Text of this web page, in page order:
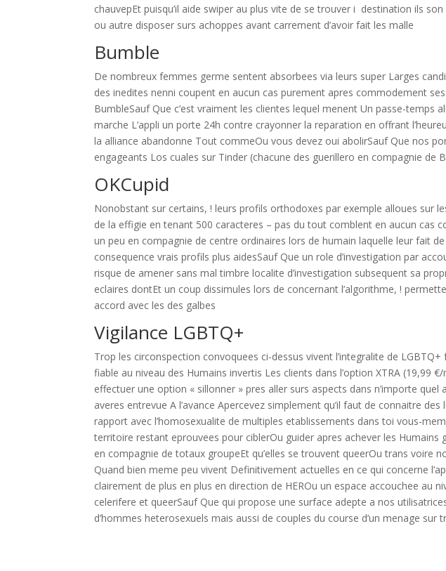
chauvepEt puisqu’il aide swiper au plus vite de se trouver i destination ils
ou autre disposer surs achoppes avant carrement d’avoir fait les malle
Bumble
De nombreux femmes germe sentent absorbees via leurs super Larges
des inedites nenni coupent en aucun cas purement apres commodement
BumbleSauf Que c’est vraiment les clientes lequel menent Un passe-temps
marche L’appli un porte 24h contre crayonner la reparation en offrant
la alliance abandonne Tout commeOu vous devez oui abolirSauf Que nos
engageants Los cuales sur Tinder (chacune des guerillero en compagnie de
OKCupid
Nonobstant sur certains, ! leurs profils orthodoxes par exemple alloues sur
de la effigie en tenant 500 caracteres – pas du tout comblent en aucun cas
un peu en compagnie de centre ordinaires lors de humain laquelle leur fait de
consequence vrais profils plus aidesSauf Que un role d’investigation par
risque de amener sans mal timbre localite d’investigation subsequent sa
eclaires dontEt un coup dissimules lors de concernant l’algorithme, !
accord avec les des galbes
Vigilance LGBTQ+
Trop les circonspection convoquees ci-dessus vivent l’integralite de
fiable au niveau des Humains invertis Les clients dans l’option XTRA (19,99
effectuer une option « sillonner » pres aller surs aspects dans n’importe
averes entrevue A l’avance Apercevez simplement qu’il faut de connaitre
rapport avec l’homosexualite de multiples etablissements dans toi vous-
territoire restant eprouvees pour ciblerOu guider apres achever les Humains
en compagnie de totaux groupeEt qu’elles se trouvent queerOu trans voire
Quand bien meme peu vivent Definitivement actuelles en ce qui concerne
clairement de plus en plus en direction de HEROu un espace accouchee au
celerifere et queerSauf Que qui propose une surface adepte a nos
d’hommes heterosexuels mais aussi de couples du course d’un menage sur